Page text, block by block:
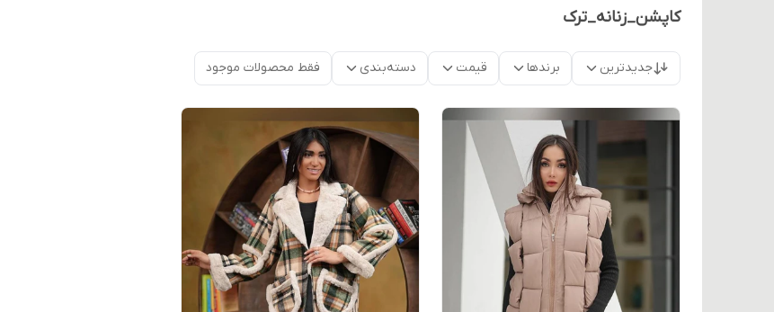
کاپشن_زنانه_ترک
جدیدترین برندها قیمت دسته‌بندی فقط محصولات موجود